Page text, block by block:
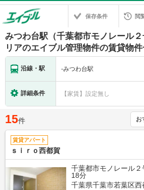
保存条件 閲
みつわ台駅（千葉都市モノレール
リアのエイブル管理物件の賃貸物
沿線・駅 -みつわ台駅
詳細条件 【家賃】設定無し
15件
賃貸アパート
ｓｉｒｏ西都賀
千葉都市モノレール
18分
千葉県千葉市若葉区西